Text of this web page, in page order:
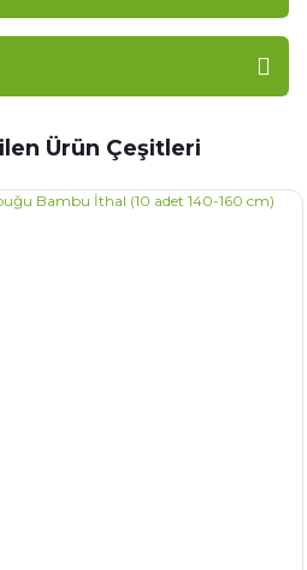
Ürün Çeşitleri